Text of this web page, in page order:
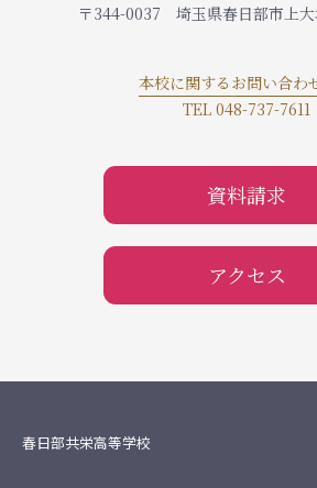
〒344-0037 埼玉県春日部市上大
本校に関するお問い合わ
TEL 048-737-7611
資料請求
アクセス
春日部共栄高等学校